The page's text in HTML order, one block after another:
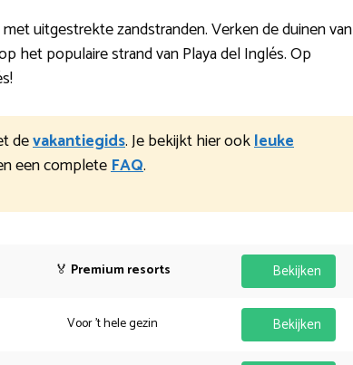
uitgestrekte zandstranden. Verken de duinen van
het populaire strand van Playa del Inglés. Op
devakantiegids. Je bekijkt hier ookleuke
een completeFAQ.
🏅 Premium resorts Bekijken
Voor 't hele gezin Bekijken